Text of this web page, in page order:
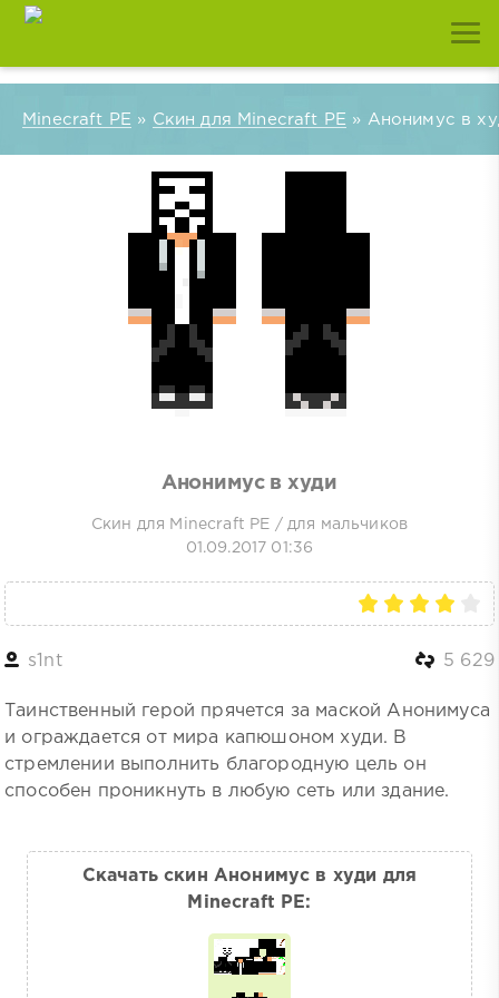
Minecraft PE » Скин для Minecraft PE » Анонимус в
Анонимус в худи
Скин для Minecraft PE / для мальчиков
01.09.2017 01:36
s1nt 5 629
Таинственный герой прячется за маской Анонимуса
и ограждается от мира капюшоном худи. В
стремлении выполнить благородную цель он
способен проникнуть в любую сеть или здание.
Скачать скин Анонимус в худи для
Minecraft PE: